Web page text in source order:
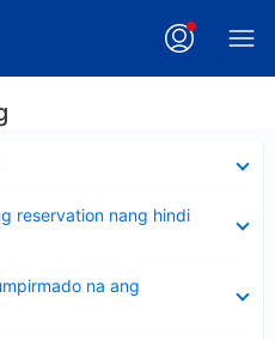
reservation nang hindi
na ang